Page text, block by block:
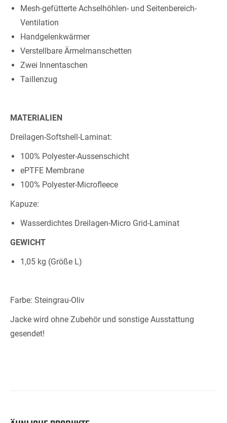
Mesh-gefütterte Achselhöhlen- und Seitenbereich-
Ventilation
Handgelenkwärmer
Verstellbare Ärmelmanschetten
Zwei Innentaschen
Taillenzug
MATERIALIEN
Dreilagen-Softshell-Laminat:
100% Polyester-Aussenschicht
ePTFE Membrane
100% Polyester-Microfleece
Kapuze:
Wasserdichtes Dreilagen-Micro Grid-Laminat
GEWICHT
1,05 kg (Größe L)
Farbe: Steingrau-Oliv
Jacke wird ohne Zubehör und sonstige Ausstattung
gesendet!